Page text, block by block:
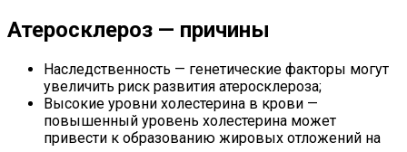
Атеросклероз — причины
Наследственность — генетические факторы могут
увеличить риск развития атеросклероза;
Высокие уровни холестерина в крови —
повышенный уровень холестерина может
привести к образованию жировых отложений на